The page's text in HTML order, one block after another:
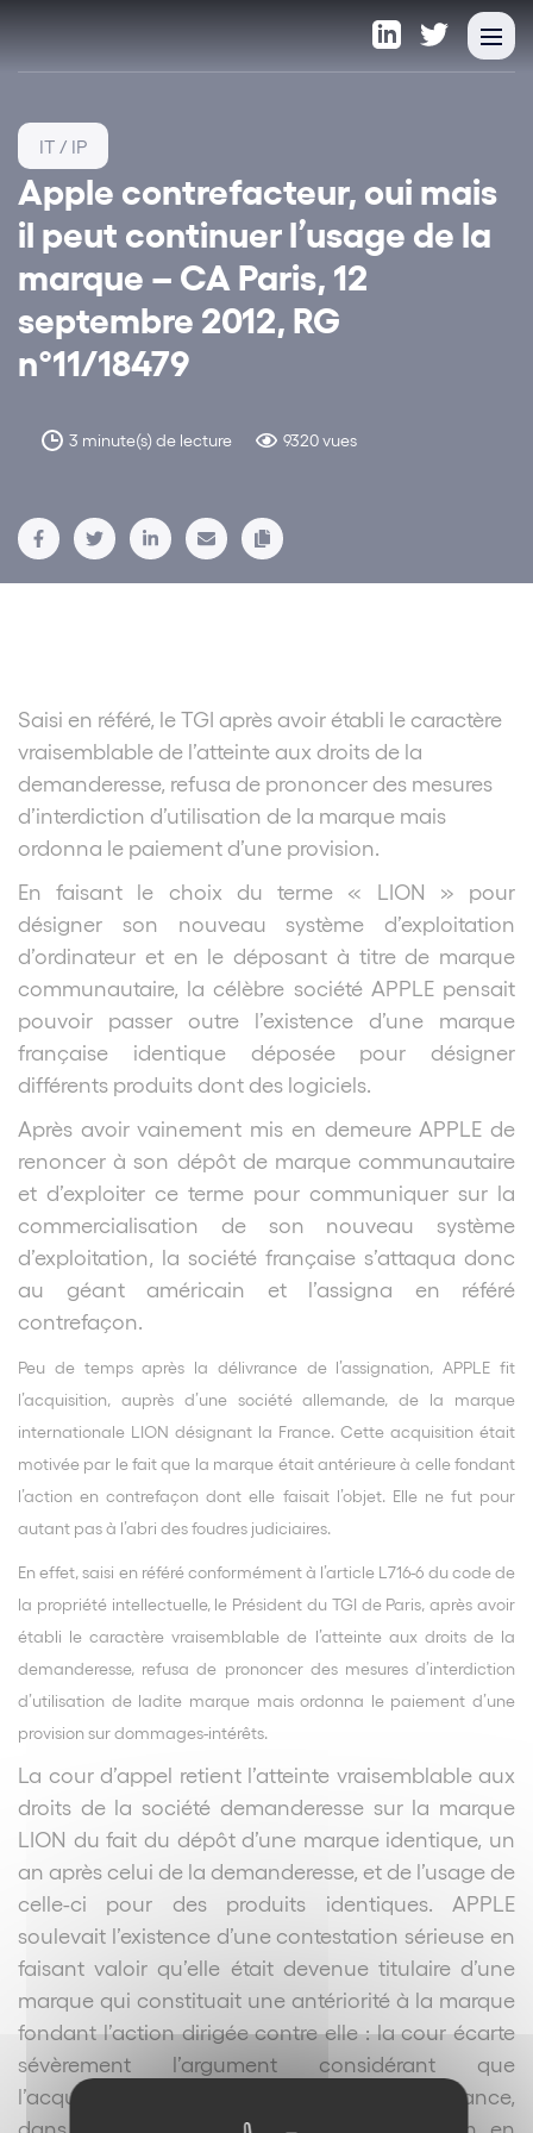
Apple contrefacteur, oui mais
il peut continuer l’usage de la
marque – CA Paris, 12
septembre 2012, RG
n°11/18479
3 minute(s) de lecture 9320 vues
IT / IP
Saisi en référé, le TGI après avoir établi le caractère
vraisemblable de l’atteinte aux droits de la
demanderesse, refusa de prononcer des mesures
d’interdiction d’utilisation de la marque mais
ordonna le paiement d’une provision.
En faisant le choix du terme « LION » pour
désigner son nouveau système d’exploitation
d’ordinateur et en le déposant à titre de marque
communautaire, la célèbre société APPLE pensait
pouvoir passer outre l’existence d’une marque
française identique déposée pour désigner
différents produits dont des logiciels.
Après avoir vainement mis en demeure APPLE de
renoncer à son dépôt de marque communautaire
et d’exploiter ce terme pour communiquer sur la
commercialisation de son nouveau système
d’exploitation, la société française s’attaqua donc
au géant américain et l’assigna en référé
contrefaçon.
Peu de temps après la délivrance de l’assignation, APPLE fit
l’acquisition, auprès d’une société allemande, de la marque
internationale LION désignant la France. Cette acquisition était
motivée par le fait que la marque était antérieure à celle fondant
l’action en contrefaçon dont elle faisait l’objet. Elle ne fut pour
autant pas à l’abri des foudres judiciaires.
En effet, saisi en référé conformément à l’article L716-6 du code de
la propriété intellectuelle, le Président du TGI de Paris, après avoir
établi le caractère vraisemblable de l’atteinte aux droits de la
demanderesse, refusa de prononcer des mesures d’interdiction
d’utilisation de ladite marque mais ordonna le paiement d’une
provision sur dommages-intérêts.
La cour d’appel retient l’atteinte vraisemblable aux
droits de la société demanderesse sur la marque
LION du fait du dépôt d’une marque identique, un
an après celui de la demanderesse, et de l’usage de
celle-ci pour des produits identiques. APPLE
soulevait l’existence d’une contestation sérieuse en
faisant valoir qu’elle était devenue titulaire d’une
marque qui constituait une antériorité à la marque
fondant l’action dirigée contre elle : la cour écarte
sévèrement l’argument considérant que
l’acquisition d’une marque, en cours d’instance,
dans le seul but de faire échec à l’action en